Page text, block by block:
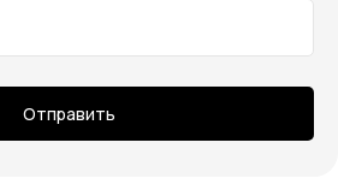
Отправить